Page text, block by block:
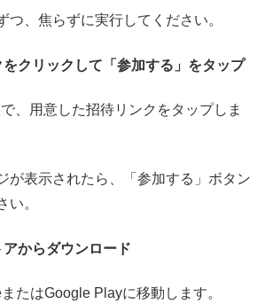
つ、焦らずに実行してください。
クリックして「参加する」をタップ
、用意した招待リンクをタップしま
が表示されたら、「参加する」ボタン
い。
からダウンロード
たはGoogle Playに移動します。